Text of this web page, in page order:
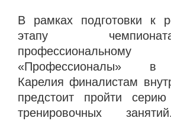
В рамках подготовки к
этапу
профессиональному
«Профессионалы» в
Карелия финалистам
предстоит пройти серию
тренировочных